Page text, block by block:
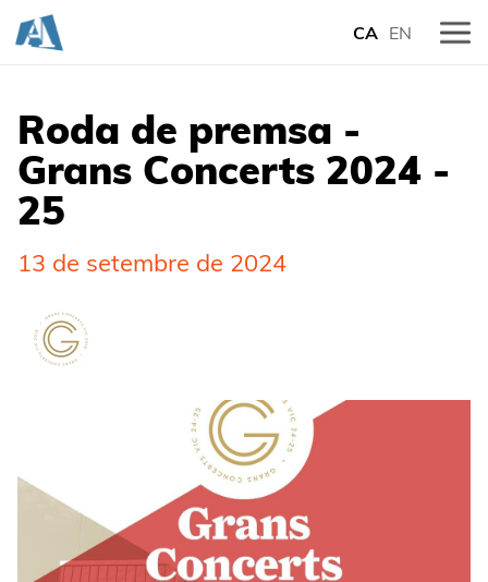
CA EN
Roda de premsa -
Grans Concerts 2024 -
25
13 de setembre de 2024